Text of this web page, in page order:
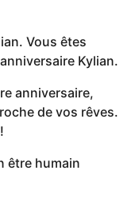
Vous êtes
Kylian.
anniversaire,
de vos rêves.
être humain